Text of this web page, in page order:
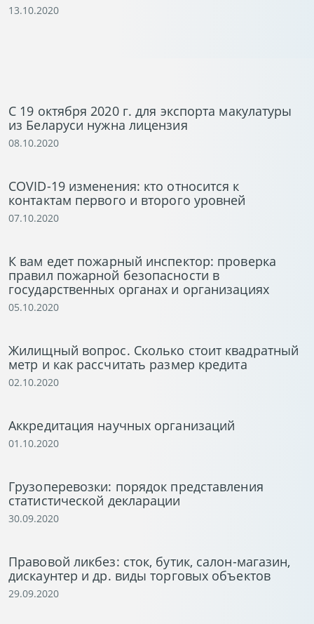
13.10.2020
С 19 октября 2020 г. для экспорта макулатуры
из Беларуси нужна лицензия
08.10.2020
COVID-19 изменения: кто относится к
контактам первого и второго уровней
07.10.2020
К вам едет пожарный инспектор: проверка
правил пожарной безопасности в
государственных органах и организациях
05.10.2020
Жилищный вопрос. Сколько стоит квадратный
метр и как рассчитать размер кредита
02.10.2020
Аккредитация научных организаций
01.10.2020
Грузоперевозки: порядок представления
статистической декларации
30.09.2020
Правовой ликбез: сток, бутик, салон-магазин,
дискаунтер и др. виды торговых объектов
29.09.2020